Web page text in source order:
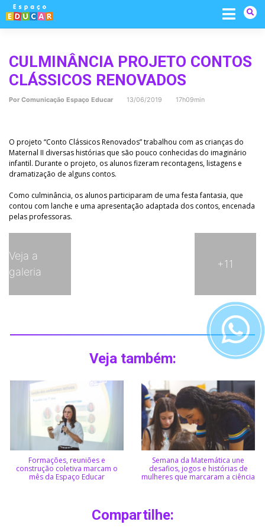
Skip
content
CULMINÂNCIA PROJETO CONTOS
CLÁSSICOS RENOVADOS
Por Comunicação Espaço Educar 13/06/2019 17h09min
O projeto “Conto Clássicos Renovados” trabalhou com as crianças do
Maternal II diversas histórias que são pouco conhecidas do imaginário
infantil. Durante o projeto, os alunos fizeram recontagens, listagens e
dramatização de alguns contos.
Como culminância, os alunos participaram de uma festa fantasia, que
contou com lanche e uma apresentação adaptada dos contos, encenada
pelas professoras.
Veja a
galeria
+11
Veja também:
Formações, reuniões e
construção coletiva marcam o
mês da Espaço Educar
Semana da Matemática une
desafios, jogos e histórias de
mulheres que marcaram a ciência
Compartilhe: